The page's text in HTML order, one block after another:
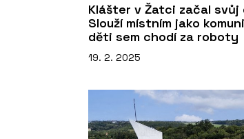
Klášter v Žatci začal
Slouží místním jako
děti sem chodí za roboty
19. 2. 2025